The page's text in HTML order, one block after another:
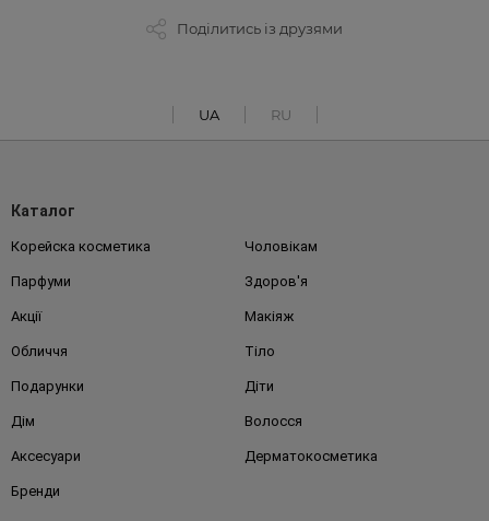
Поділитись із друзями
UA RU
Каталог
Корейска косметика Чоловікам
Парфуми Здоров'я
Акції Макіяж
Обличчя Тіло
Подарунки Діти
Дім Волосся
Аксесуари Дерматокосметика
Бренди